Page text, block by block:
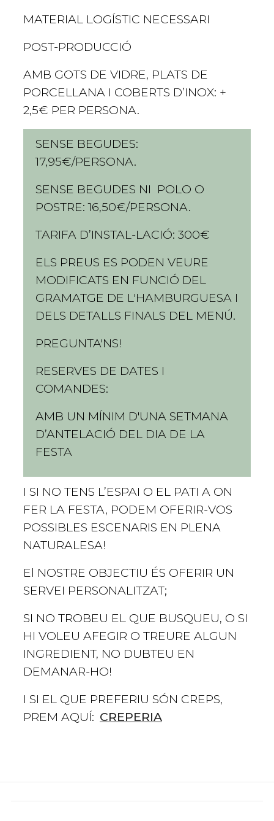
MATERIAL LOGÍSTIC NECESSARI
POST-PRODUCCIÓ
AMB GOTS DE VIDRE, PLATS DE
PORCELLANA I COBERTS D’INOX: +
2,5€ PER PERSONA.
SENSE BEGUDES:
17,95€/PERSONA.
SENSE BEGUDES NI POLO O
POSTRE: 16,50€/PERSONA.
TARIFA D’INSTAL-LACIÓ: 300€
ELS PREUS ES PODEN VEURE
MODIFICATS EN FUNCIÓ DEL
GRAMATGE DE L'HAMBURGUESA I
DELS DETALLS FINALS DEL MENÚ.
PREGUNTA'NS!
RESERVES DE DATES I
COMANDES:
AMB UN MÍNIM D'UNA SETMANA
D’ANTELACIÓ DEL DIA DE LA
FESTA
I SI NO TENS L’ESPAI O EL PATI A ON
FER LA FESTA, PODEM OFERIR-VOS
POSSIBLES ESCENARIS EN PLENA
NATURALESA!
El NOSTRE OBJECTIU ÉS OFERIR UN
SERVEI PERSONALITZAT;
SI NO TROBEU EL QUE BUSQUEU, O SI
HI VOLEU AFEGIR O TREURE ALGUN
INGREDIENT, NO DUBTEU EN
DEMANAR-HO!
I SI EL QUE PREFERIU SÓN CREPS,
PREM AQUÍ: CREPERIA